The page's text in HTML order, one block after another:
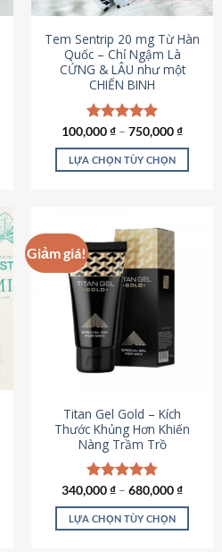
thể
chọn
trên
trang
sản
phẩm
Tem Sentrip 20 mg Từ Hàn
Quốc – Chỉ Ngậm Là
CỨNG & LÂU như một
CHIẾN BINH
Được xếp
hạng5.00
5 sao
100,000₫ – 750,000₫
LỰA CHỌN TÙY CHỌN
có
nhiều
biến
tùy
chọn
có
chọn
trên
trang
sản
phẩm
Giảm giá!
Titan Gel Gold – Kích
Thước Khủng Hơn Khiến
Nàng Trầm Trồ
Được xếp
hạng4.79
5 sao
340,000₫ – 680,000₫
LỰA CHỌN TÙY CHỌN